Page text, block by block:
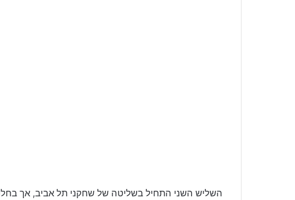
השליש השני התחיל בשליטה של שחקני תל אביב, אך בחלוף כ-25 דקות טעות בהגנת